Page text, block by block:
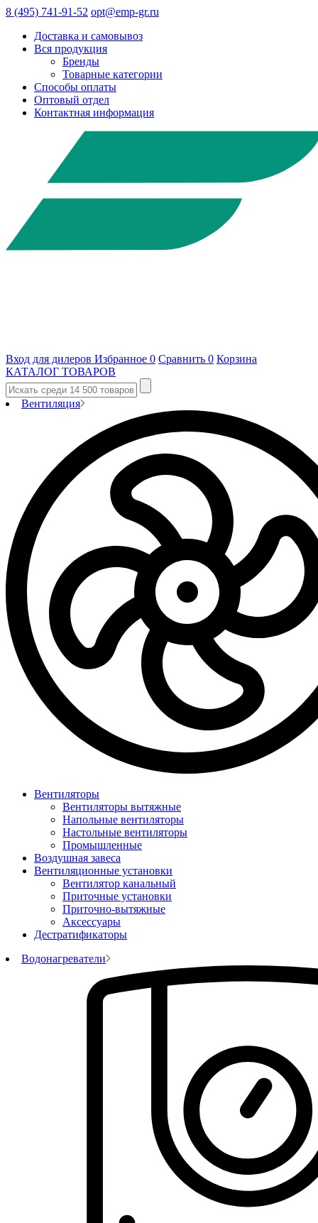
8 (495) 741-91-52 opt@emp-gr.ru
Доставка и самовывоз
Вся продукция
Бренды
Товарные категории
Способы оплаты
Оптовый отдел
Контактная информация
Вход для дилеров Избранное 0 Сравнить 0 Корзина
КАТАЛОГ ТОВАРОВ
Вентиляция
Вентиляторы
Вентиляторы вытяжные
Напольные вентиляторы
Настольные вентиляторы
Промышленные
Воздушная завеса
Вентиляционные установки
Вентилятор канальный
Приточные установки
Приточно-вытяжные
Аксессуары
Дестратификаторы
Водонагреватели